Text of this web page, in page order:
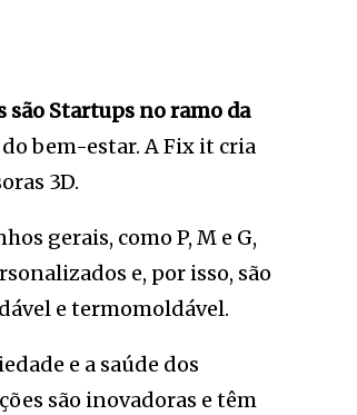
são Startups no ramo da
bem-estar. A Fix it cria
3D.
gerais, como P, M e G,
e, por isso, são
e termomoldável.
e a saúde dos
são inovadoras e têm